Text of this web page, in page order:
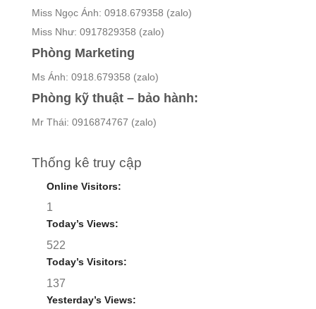
Miss Ngọc Ánh: 0918.679358 (zalo)
Miss Như: 0917829358 (zalo)
Phòng Marketing
Ms Ánh: 0918.679358 (zalo)
Phòng kỹ thuật – bảo hành:
Mr Thái: 0916874767 (zalo)
Thống kê truy cập
Online Visitors:
1
Today’s Views:
522
Today’s Visitors:
137
Yesterday’s Views: